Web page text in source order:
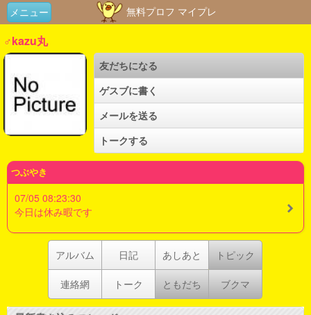
メニュー 無料プロフ マイプレ
♂kazu丸
友だちになる
ゲスブに書く
メールを送る
トークする
つぶやき
07/05 08:23:30
今日は休み暇です
アルバム 日記 あしあと トピック
連絡網 トーク ともだち ブクマ